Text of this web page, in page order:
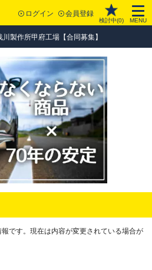
ログイン 会員登録
検討中(0) MENU
製作所甲府工場【合同募集】
です。現在は内容が変更されている場合が